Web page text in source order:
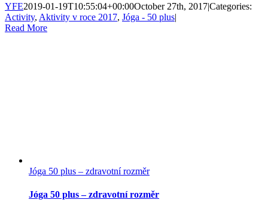
YFE2019-01-19T10:55:04+00:00October 27th, 2017|Categories:
Activity, Aktivity v roce 2017, Jóga - 50 plus|
Read More
Jóga 50 plus – zdravotní rozměr
Jóga 50 plus – zdravotní rozměr